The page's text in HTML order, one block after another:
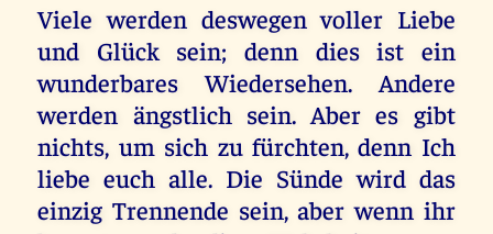
Viele werden deswegen voller Liebe
und Glück sein; denn dies ist ein
wunderbares Wiedersehen. Andere
werden ängstlich sein. Aber es gibt
nichts, um sich zu fürchten, denn Ich
liebe euch alle. Die Sünde wird das
einzig Trennende sein, aber wenn ihr